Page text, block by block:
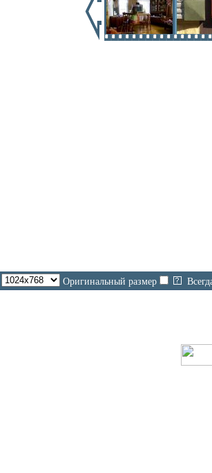
Оригинальный размер